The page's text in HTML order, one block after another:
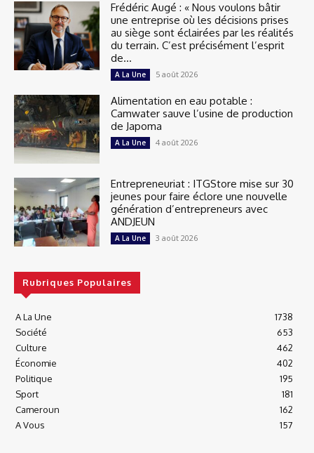
Frédéric Augé : « Nous voulons bâtir
une entreprise où les décisions prises
au siège sont éclairées par les réalités
du terrain. C’est précisément l’esprit
de...
A La Une 5 août 2026
Alimentation en eau potable :
Camwater sauve l’usine de production
de Japoma
A La Une 4 août 2026
Entrepreneuriat : ITGStore mise sur 30
jeunes pour faire éclore une nouvelle
génération d’entrepreneurs avec
ANDJEUN
A La Une 3 août 2026
Rubriques Populaires
A La Une
1738
Société
653
Culture
462
Économie
402
Politique
195
Sport
181
Cameroun
162
A Vous
157